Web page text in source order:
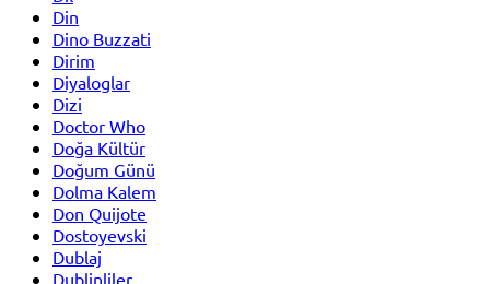
Din
Dino Buzzati
Dirim
Diyaloglar
Dizi
Doctor Who
Doğa Kültür
Doğum Günü
Dolma Kalem
Don Quijote
Dostoyevski
Dublaj
Dublinliler